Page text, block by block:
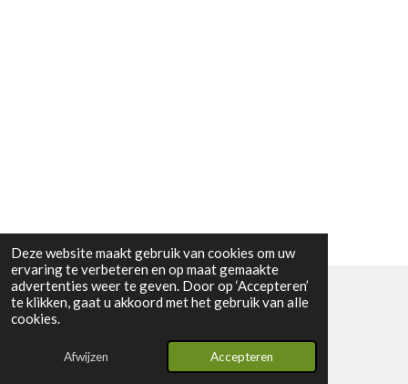
Deze website maakt gebruik van cookies om uw
ervaring te verbeteren en op maat gemaakte
advertenties weer te geven. Door op ‘Accepteren’
te klikken, gaat u akkoord met het gebruik van alle
cookies.
Afwijzen Accepteren
© 2024 - 2026 Vintage2youstore